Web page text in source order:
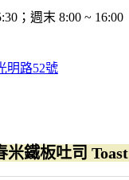
；週末 8:00 ~ 16:00
明路52號
米鐵板吐司